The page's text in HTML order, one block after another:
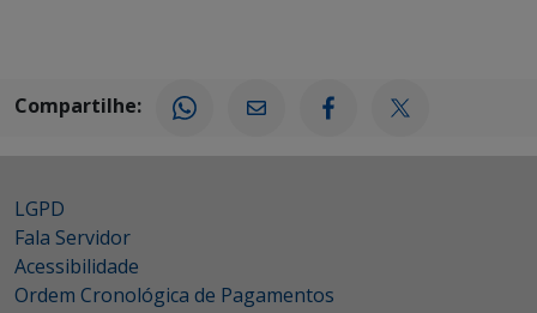
Compartilhe:
LGPD
Fala Servidor
Acessibilidade
Ordem Cronológica de Pagamentos